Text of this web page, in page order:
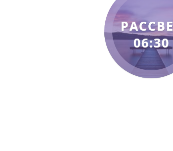
06:30